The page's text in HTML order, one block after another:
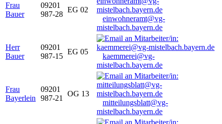
Frau
Bauer
09201
987-28
EG 02
einwohneramt@vg-
mistelbach.bayern.de
Herr
Bauer
09201
987-15
EG 05
kaemmerei@vg-
mistelbach.bayern.de
Frau
Bayerlein
09201
987-21
OG 13
mitteilungsblatt@vg-
mistelbach.bayern.de